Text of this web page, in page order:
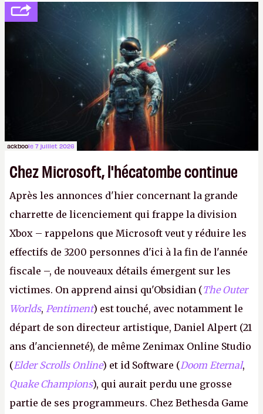
développement (pour ce que l'on sait, ils bossent
peut-être sur
Fallout Football ou
Fallout vs. Les
Lapins Crétins) et l'Obsidian d'aujourd'hui n'est plus
le même studio qu'il y a 15 ans. Mais bon, OK, on
peut commencer à fantasmer.A.
ackboole 7 juillet 2026
Chez Microsoft, l'hécatombe continue
Après les annonces d'hier concernant la grande
charrette de licenciement qui frappe la division
Xbox – rappelons que Microsoft veut y réduire les
effectifs de 3200 personnes d'ici à la fin de l'année
fiscale –, de nouveaux détails émergent sur les
victimes. On apprend ainsi qu'Obsidian (The Outer
Worlds, Pentiment) est touché, avec notamment le
départ de son directeur artistique, Daniel Alpert (21
ans d'ancienneté), de même Zenimax Online Studio
(Elder Scrolls Online) et id Software (Doom Eternal,
Quake Champions), qui aurait perdu une grosse
partie de ses programmeurs. Chez Bethesda Game